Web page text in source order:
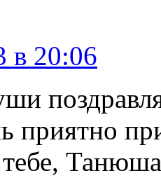
в 20:06
приятно